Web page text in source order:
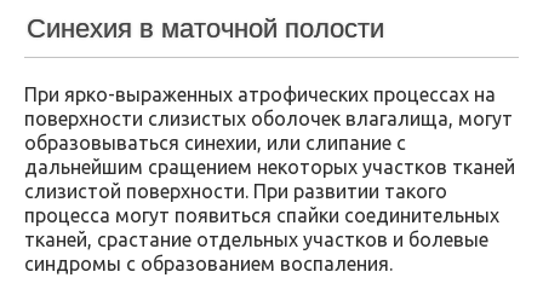
Синехия в маточной полости
При ярко-выраженных атрофических процессах на
поверхности слизистых оболочек влагалища, могут
образовываться синехии, или слипание с
дальнейшим сращением некоторых участков тканей
слизистой поверхности. При развитии такого
процесса могут появиться спайки соединительных
тканей, срастание отдельных участков и болевые
синдромы с образованием воспаления.